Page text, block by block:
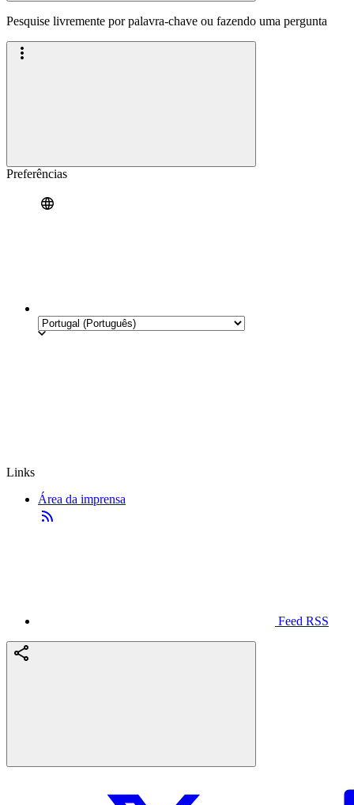
Pesquise livremente por palavra-chave ou fazendo uma pergunta
Preferências
Links
Área da imprensa
Feed RSS